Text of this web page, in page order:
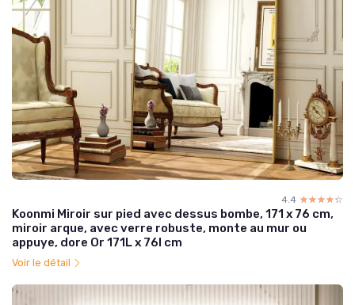
4.4 ☆☆☆☆☆
★★★★★
Koonmi Miroir sur pied avec dessus bombe, 171 x 76 cm,
miroir arque, avec verre robuste, monte au mur ou
appuye, dore Or 171L x 76l cm
Voir le détail